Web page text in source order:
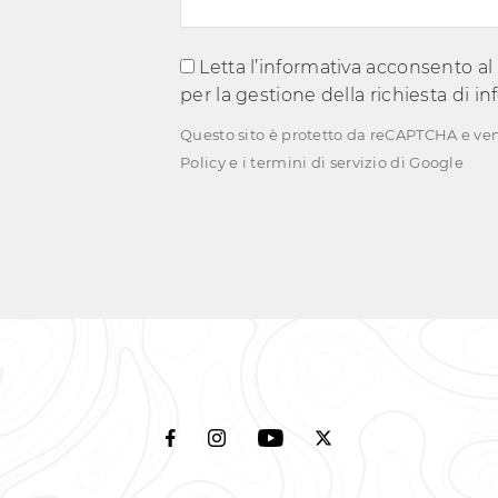
Letta l’informativa acconsento
per la gestione della richiesta di
Questo sito è protetto da reCAPTCHA e
Policye itermini di servizio di Google